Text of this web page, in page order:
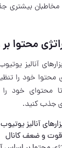
بیشتری
محتوا
آنالیز
محتوا خود را
خود را
جذب کنید.
آنالیز یوتیوب
قوت و ضعف کانال